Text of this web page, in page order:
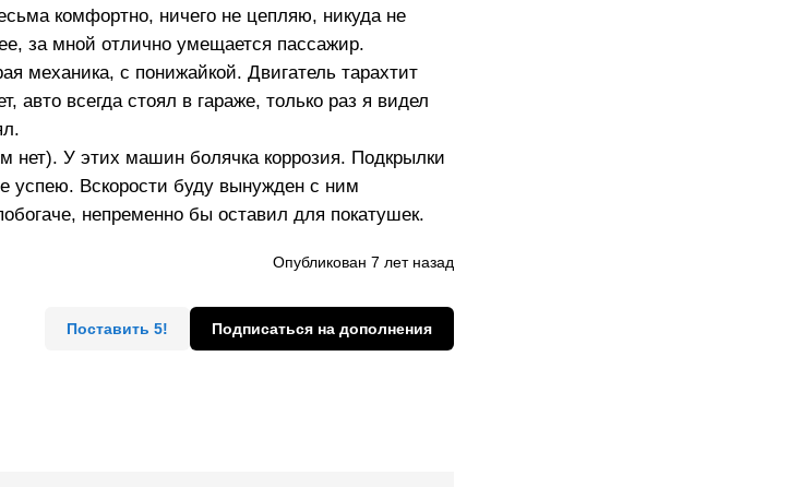
комфортно, ничего не цепляю, никуда не
за мной отлично умещается пассажир.
механика, с понижайкой. Двигатель тарахтит
авто всегда стоял в гараже, только раз я видел
нет). У этих машин болячка коррозия. Подкрылки
успею. Вскорости буду вынужден с ним
непременно бы оставил для покатушек.
Опубликован 7 лет назад
Поставить 5! Подписаться на дополнения